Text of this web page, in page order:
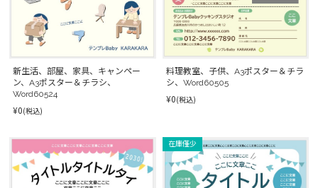
新生活、部屋、家具、キャンペー
ン、A3ポスター＆チラシ、
Word60524
¥0(税込)
料理教室、子供、A3ポスター＆チラ
シ、Word60505
¥0(税込)
在庫僅少